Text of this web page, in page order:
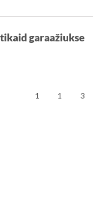
garaažiukse
1 1 3